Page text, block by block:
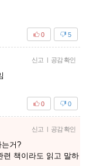
5
0
신고 | 공감 확인
0
0
신고 | 공감 확인
거?
련 책이라도 읽고 말하